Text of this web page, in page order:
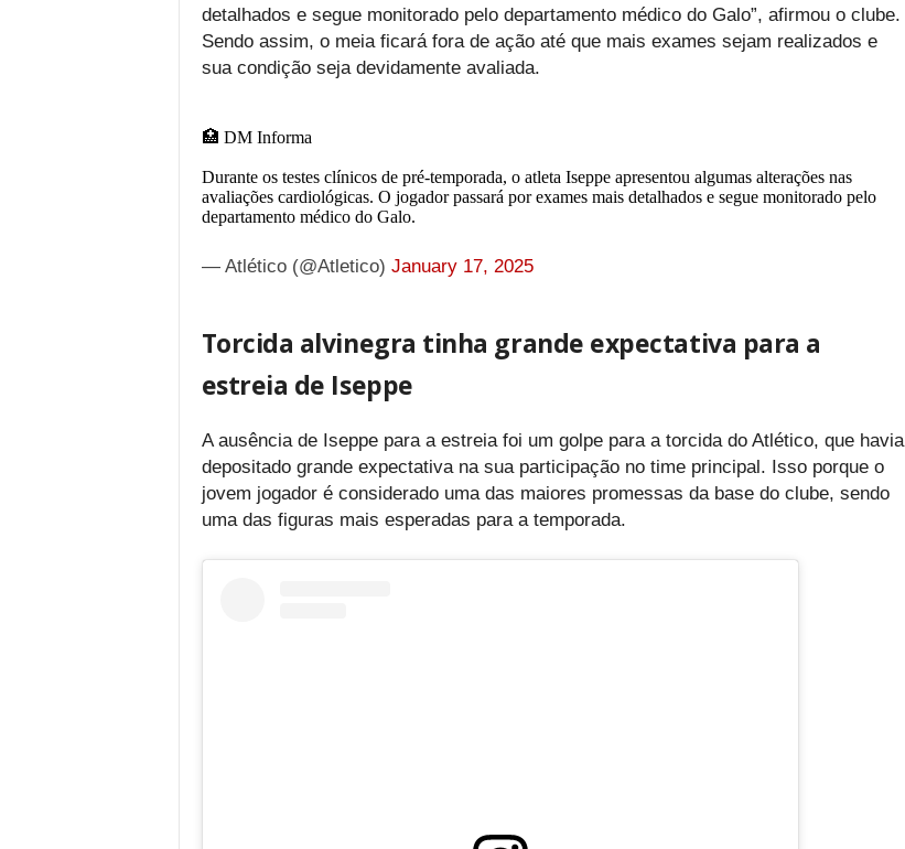
detalhados e segue monitorado pelo departamento médico do Galo”, afirmou o clube.
Sendo assim, o meia ficará fora de ação até que mais exames sejam realizados e
sua condição seja devidamente avaliada.
🏥 DM Informa
Durante os testes clínicos de pré-temporada, o atleta Iseppe apresentou algumas alterações nas
avaliações cardiológicas. O jogador passará por exames mais detalhados e segue monitorado pelo
departamento médico do Galo.
— Atlético (@Atletico) January 17, 2025
Torcida alvinegra tinha grande expectativa para a
estreia de Iseppe
A ausência de Iseppe para a estreia foi um golpe para a torcida do Atlético, que havia
depositado grande expectativa na sua participação no time principal. Isso porque o
jovem jogador é considerado uma das maiores promessas da base do clube, sendo
uma das figuras mais esperadas para a temporada.